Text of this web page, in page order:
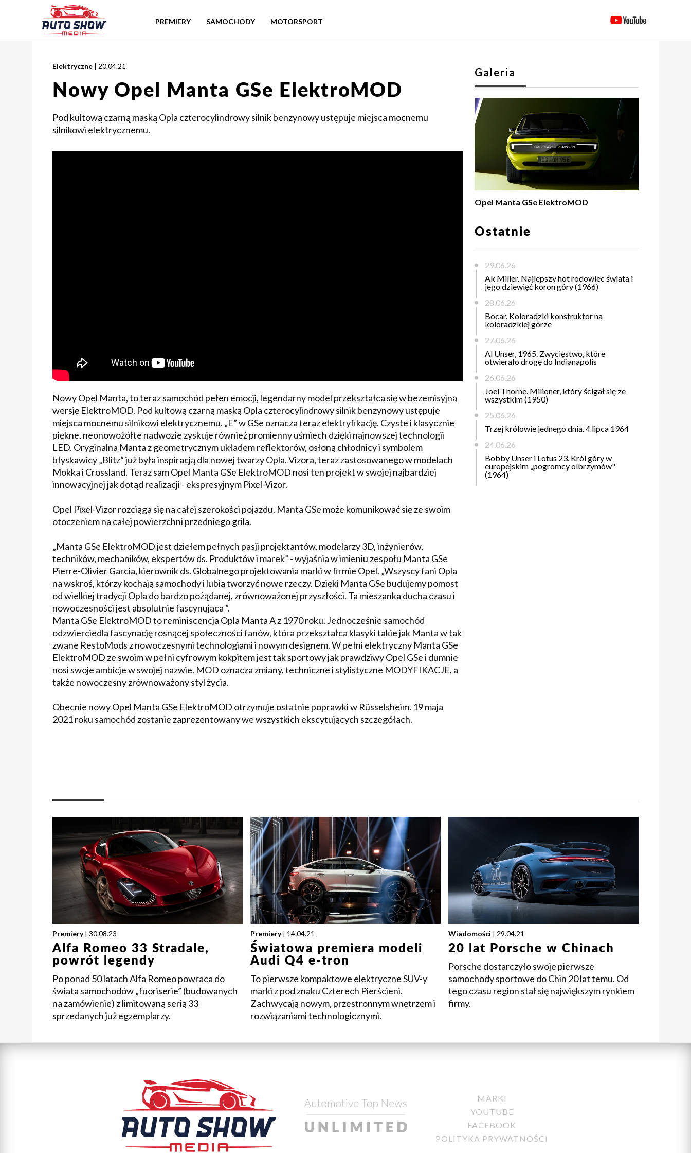
PREMIERY SAMOCHODY MOTORSPORT
Elektryczne | 20.04.21
Nowy Opel Manta GSe ElektroMOD
Pod kultową czarną maską Opla czterocylindrowy silnik benzynowy ustępuje miejsca mocnemu
silnikowi elektrycznemu.
Nowy Opel Manta, to teraz samochód pełen emocji, legendarny model przekształca się w bezemisyjną
wersję ElektroMOD. Pod kultową czarną maską Opla czterocylindrowy silnik benzynowy ustępuje
miejsca mocnemu silnikowi elektrycznemu. „E” w GSe oznacza teraz elektryfikację. Czyste i klasycznie
piękne, neonowożółte nadwozie zyskuje również promienny uśmiech dzięki najnowszej technologii
LED. Oryginalna Manta z geometrycznym układem reflektorów, osłoną chłodnicy i symbolem
błyskawicy „Blitz” już była inspiracją dla nowej twarzy Opla, Vizora, teraz zastosowanego w modelach
Mokka i Crossland. Teraz sam Opel Manta GSe ElektroMOD nosi ten projekt w swojej najbardziej
innowacyjnej jak dotąd realizacji - ekspresyjnym Pixel-Vizor.
Opel Pixel-Vizor rozciąga się na całej szerokości pojazdu. Manta GSe może komunikować się ze swoim
otoczeniem na całej powierzchni przedniego grila.
„Manta GSe ElektroMOD jest dziełem pełnych pasji projektantów, modelarzy 3D, inżynierów,
techników, mechaników, ekspertów ds. Produktów i marek” - wyjaśnia w imieniu zespołu Manta GSe
Pierre-Olivier Garcia, kierownik ds. Globalnego projektowania marki w firmie Opel. „Wszyscy fani Opla
na wskroś, którzy kochają samochody i lubią tworzyć nowe rzeczy. Dzięki Manta GSe budujemy pomost
od wielkiej tradycji Opla do bardzo pożądanej, zrównoważonej przyszłości. Ta mieszanka ducha czasu i
nowoczesności jest absolutnie fascynująca ”.
Manta GSe ElektroMOD to reminiscencja Opla Manta A z 1970 roku. Jednocześnie samochód
odzwierciedla fascynację rosnącej społeczności fanów, która przekształca klasyki takie jak Manta w tak
zwane RestoMods z nowoczesnymi technologiami i nowym designem. W pełni elektryczny Manta GSe
ElektroMOD ze swoim w pełni cyfrowym kokpitem jest tak sportowy jak prawdziwy Opel GSe i dumnie
nosi swoje ambicje w swojej nazwie. MOD oznacza zmiany, techniczne i stylistyczne MODYFIKACJE, a
także nowoczesny zrównoważony styl życia.
Obecnie nowy Opel Manta GSe ElektroMOD otrzymuje ostatnie poprawki w Rüsselsheim. 19 maja
2021 roku samochód zostanie zaprezentowany we wszystkich ekscytujących szczegółach.
Galeria
Opel Manta GSe ElektroMOD
Ostatnie
29.06.26
Ak Miller. Najlepszy hot rodowiec świata i
jego dziewięć koron góry (1966)
28.06.26
Bocar. Koloradzki konstruktor na
koloradzkiej górze
27.06.26
Al Unser, 1965. Zwycięstwo, które
otwierało drogę do Indianapolis
26.06.26
Joel Thorne. Milioner, który ścigał się ze
wszystkim (1950)
25.06.26
Trzej królowie jednego dnia. 4 lipca 1964
24.06.26
Bobby Unser i Lotus 23. Król góry w
europejskim „pogromcy olbrzymów"
(1964)
Premiery | 30.08.23
Alfa Romeo 33 Stradale,
powrót legendy
Po ponad 50 latach Alfa Romeo powraca do
świata samochodów „fuoriserie” (budowanych
na zamówienie) z limitowaną serią 33
sprzedanych już egzemplarzy.
Premiery | 14.04.21
Światowa premiera modeli
Audi Q4 e-tron
To pierwsze kompaktowe elektryczne SUV-y
marki z pod znaku Czterech Pierścieni.
Zachwycają nowym, przestronnym wnętrzem i
rozwiązaniami technologicznymi.
Wiadomości | 29.04.21
20 lat Porsche w Chinach
Porsche dostarczyło swoje pierwsze
samochody sportowe do Chin 20 lat temu. Od
tego czasu region stał się największym rynkiem
firmy.
MARKI
YOUTUBE
FACEBOOK
POLITYKA PRYWATNOŚCI